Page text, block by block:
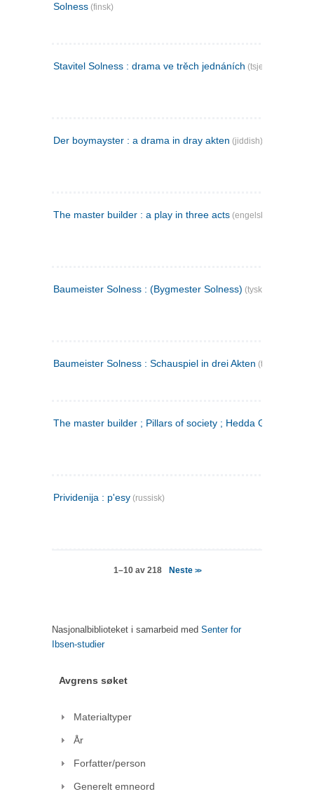
Solness (finsk)
Stavitel Solness : drama ve trěch jednáních (tsjekkisk)
Der boymayster : a drama in dray akten (jiddish)
The master builder : a play in three acts (engelsk)
Baumeister Solness : (Bygmester Solness) (tysk)
Baumeister Solness : Schauspiel in drei Akten (tysk)
The master builder ; Pillars of society ; Hedda Gabler
Prividenija : p'esy (russisk)
1–10 av 218 Neste >>
Nasjonalbiblioteket i samarbeid med Senter for
Ibsen-studier
Avgrens søket
Materialtyper
År
Forfatter/person
Generelt emneord